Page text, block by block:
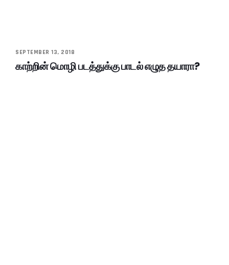
SEPTEMBER 13, 2018
காற்றின் மொழி படத்துக்கு பாடல் எழுத தயாரா?